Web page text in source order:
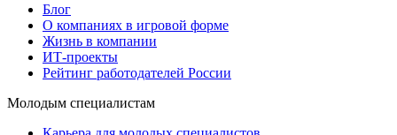
Блог
О компаниях в игровой форме
Жизнь в компании
ИТ-проекты
Рейтинг работодателей России
Молодым специалистам